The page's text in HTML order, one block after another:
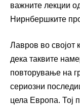
важните лекции
Нирнбершките
Лавров во својот
дека таквите
повторување на
сериозни
цела Европа. Тој